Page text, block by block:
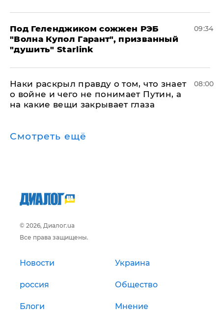
Под Геленджиком сожжен РЭБ
"Волна Купол Гарант", призванный
"душить" Starlink
09:34
Наки раскрыл правду о том, что знает
о войне и чего не понимает Путин, а
на какие вещи закрывает глаза
08:00
Смотреть ещё
© 2026, Диалог.ua
Все права защищены.
Новости Украина
россия Общество
Блоги Мнение